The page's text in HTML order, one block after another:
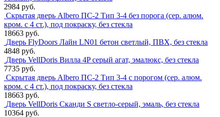
2984 руб.
Скрытая дверь Albero ПС-2 Тип 3-4 без порога (сер. алюм.
кром. с 4 ст.), под покраску, без стекла
18663 руб.
Дверь FlyDoors Лайн LN01 бетон светлый, ПВХ, без стекла
4848 руб.
Дверь VellDoris Вилла 4P серый агат, эмалюкс, без стекла
7735 руб.
Скрытая дверь Albero ПС-2 Тип 3-4 с порогом (сер. алюм.
кром. с 4 ст.), под покраску, без стекла
18663 руб.
Дверь VellDoris Сканди S светло-серый, эмаль, без стекла
10364 руб.